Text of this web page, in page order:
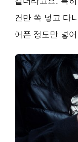
건만 쏙 넣고 다
어폰 정도만 넣